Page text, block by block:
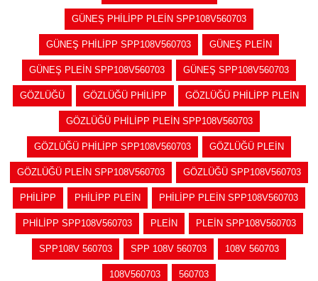
GÜNEŞ PHİLİPP PLEİN SPP108V560703
GÜNEŞ PHİLİPP SPP108V560703 GÜNEŞ PLEİN
GÜNEŞ PLEİN SPP108V560703 GÜNEŞ SPP108V560703
GÖZLÜĞÜ GÖZLÜĞÜ PHİLİPP GÖZLÜĞÜ PHİLİPP PLEİN
GÖZLÜĞÜ PHİLİPP PLEİN SPP108V560703
GÖZLÜĞÜ PHİLİPP SPP108V560703 GÖZLÜĞÜ PLEİN
GÖZLÜĞÜ PLEİN SPP108V560703 GÖZLÜĞÜ SPP108V560703
PHİLİPP PHİLİPP PLEİN PHİLİPP PLEİN SPP108V560703
PHİLİPP SPP108V560703 PLEİN PLEİN SPP108V560703
SPP108V 560703 SPP 108V 560703 108V 560703
108V560703 560703